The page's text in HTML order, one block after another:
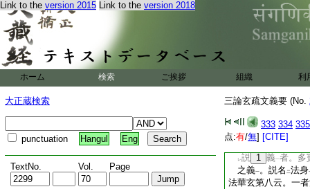
Link to the version 2015 Link to the version 2018
ホーム 検索 ご挨拶 組織 利
大正蔵検索
punctuation Hangul Eng
TextNo. Vol. Page
三論玄疏文義要 (No.
333 334 335
点:有/無] [CITE]
今即是法身
三徳涅槃 一
義中。第三義。多
涅槃一 云
見塔品疏。引 釋
塔 云云 化身云歟
レ 言二三身中何佛 一
歟。此中第三門意
稱
大惠平等
レ説 1 義一者。多
之義一。説名 二法身
法華玄第八云。一